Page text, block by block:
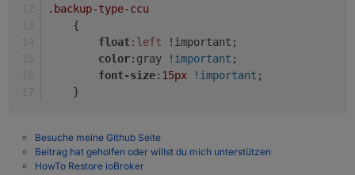
.backup-type-ccu
    {
float:left !important;
color:gray !important ;
font-size: 15px !important ;
    }
Besuche meine Github Seite
Beitrag hat geholfen oder willst du mich unterstützen
HowTo Restore ioBroker